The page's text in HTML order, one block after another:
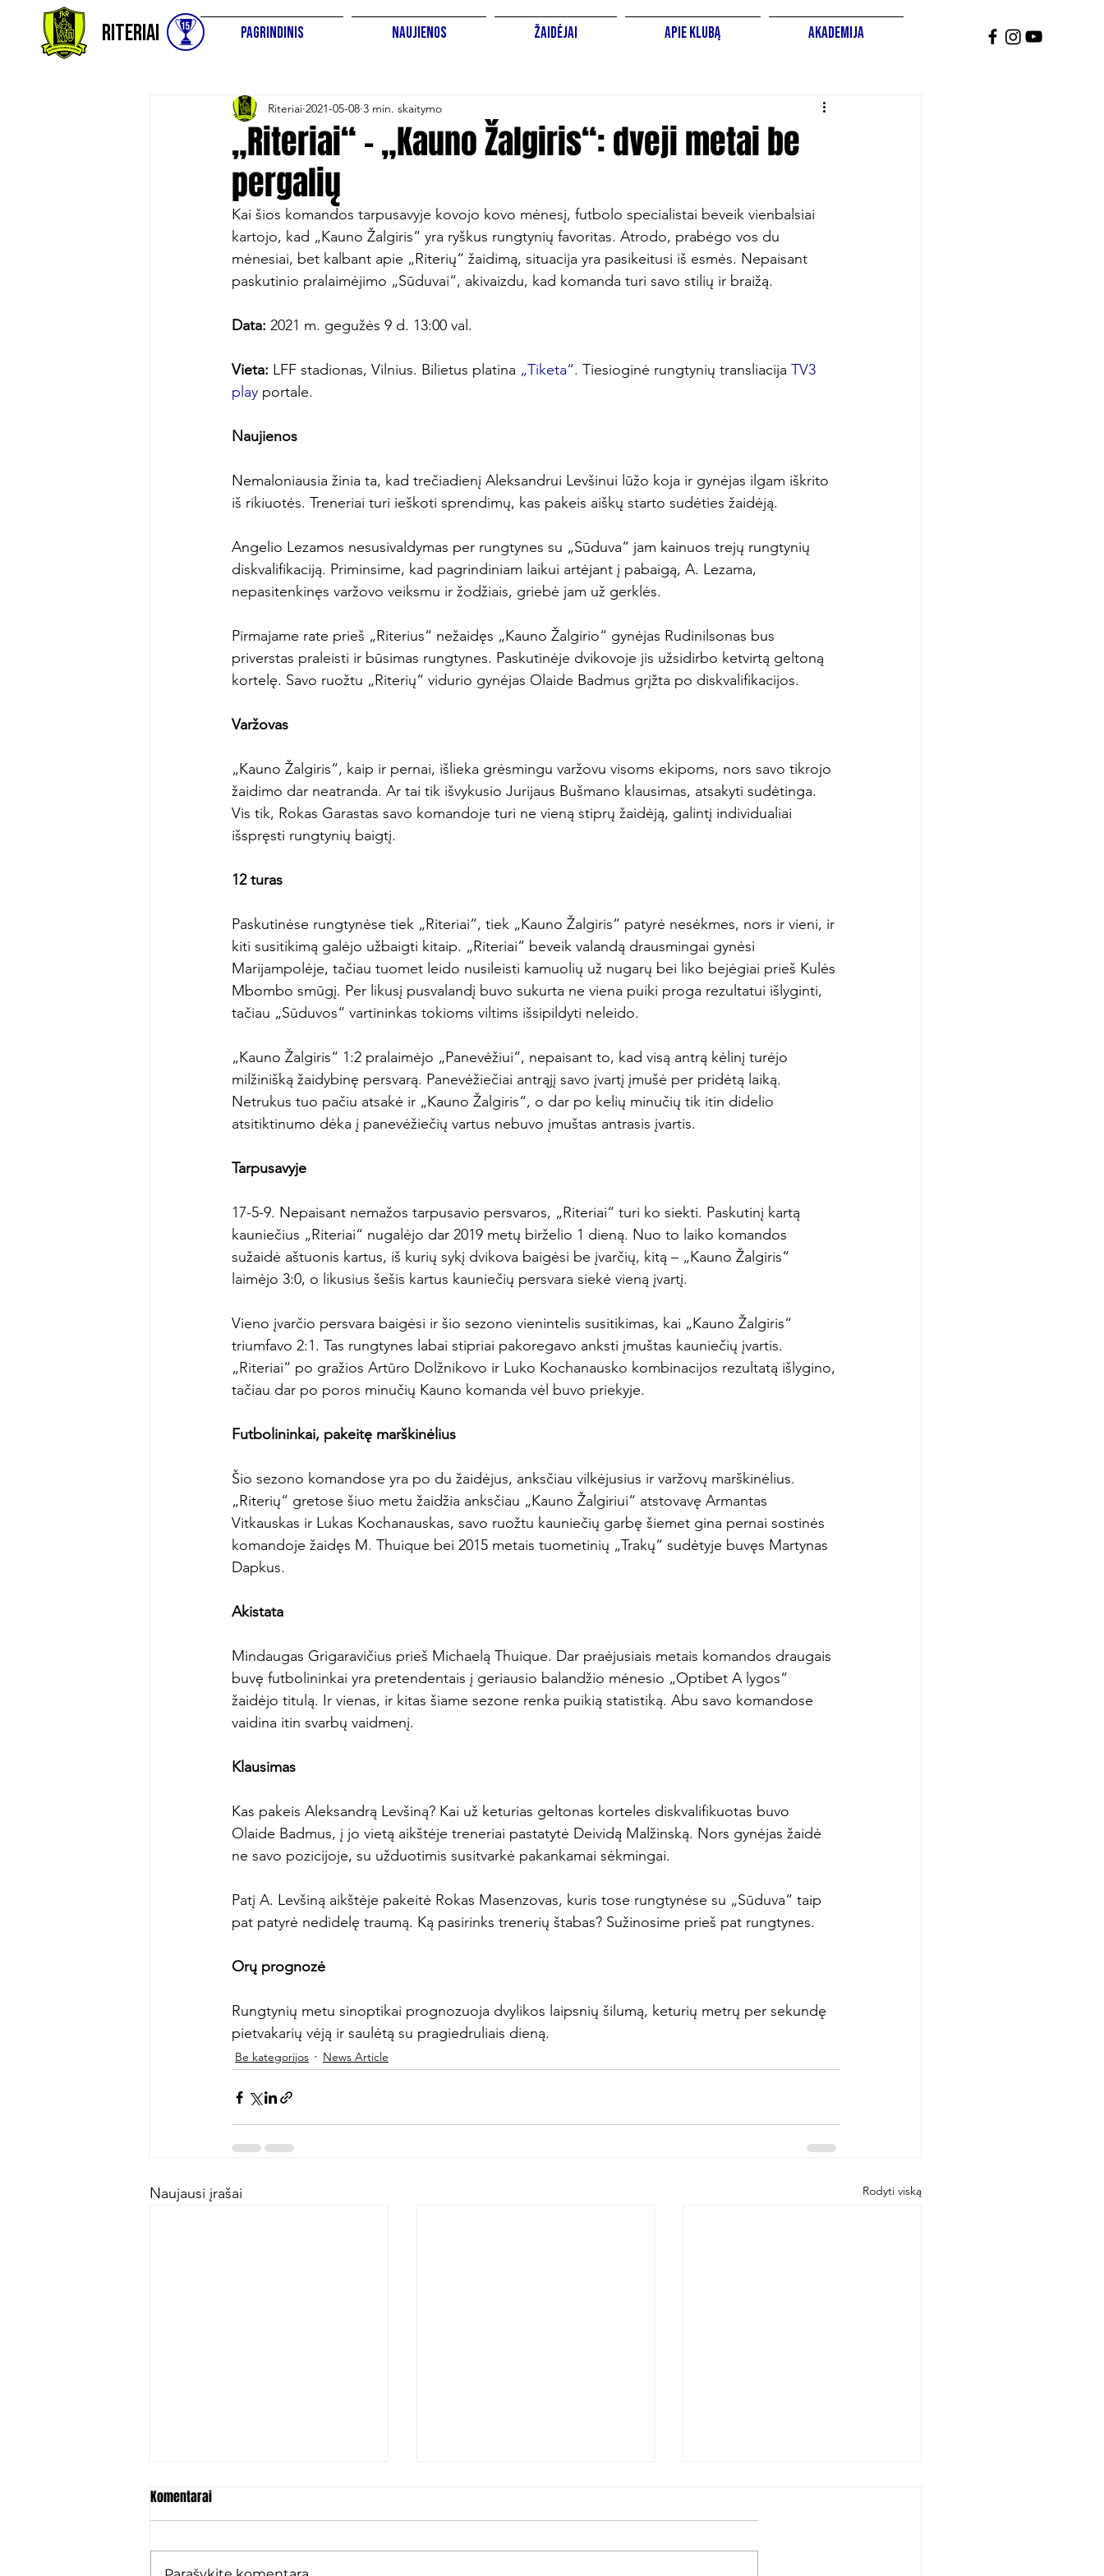
Riteriai Pagrindinis Naujienos Žaidėjai Apie Klubą Akademija
„Riteriai“ – „Kauno Žalgiris“: dveji metai be
pergalių
Riteriai 2021-05-08 3 min. skaitymo
Kai šios komandos tarpusavyje kovojo kovo mėnesį, futbolo specialistai beveik vienbalsiai
kartojo, kad „Kauno Žalgiris“ yra ryškus rungtynių favoritas. Atrodo, prabėgo vos du
mėnesiai, bet kalbant apie „Riterių“ žaidimą, situacija yra pasikeitusi iš esmės. Nepaisant
paskutinio pralaimėjimo „Sūduvai“, akivaizdu, kad komanda turi savo stilių ir braižą.
Data: 2021 m. gegužės 9 d. 13:00 val.
Vieta: LFF stadionas, Vilnius. Bilietus platina „Tiketa“. Tiesioginė rungtynių transliacija TV3
play portale.
Naujienos
Nemaloniausia žinia ta, kad trečiadienį Aleksandrui Levšinui lūžo koja ir gynėjas ilgam iškrito
iš rikiuotės. Treneriai turi ieškoti sprendimų, kas pakeis aiškų starto sudėties žaidėją.
Angelio Lezamos nesusivaldymas per rungtynes su „Sūduva“ jam kainuos trejų rungtynių
diskvalifikaciją. Priminsime, kad pagrindiniam laikui artėjant į pabaigą, A. Lezama,
nepasitenkinęs varžovo veiksmu ir žodžiais, griebė jam už gerklės.
Pirmajame rate prieš „Riterius“ nežaidęs „Kauno Žalgirio“ gynėjas Rudinilsonas bus
priverstas praleisti ir būsimas rungtynes. Paskutinėje dvikovoje jis užsidirbo ketvirtą geltoną
kortelę. Savo ruožtu „Riterių“ vidurio gynėjas Olaide Badmus grįžta po diskvalifikacijos.
Varžovas
„Kauno Žalgiris“, kaip ir pernai, išlieka grėsmingu varžovu visoms ekipoms, nors savo tikrojo
žaidimo dar neatranda. Ar tai tik išvykusio Jurijaus Bušmano klausimas, atsakyti sudėtinga.
Vis tik, Rokas Garastas savo komandoje turi ne vieną stiprų žaidėją, galintį individualiai
išspręsti rungtynių baigtį.
12 turas
Paskutinėse rungtynėse tiek „Riteriai“, tiek „Kauno Žalgiris“ patyrė nesėkmes, nors ir vieni, ir
kiti susitikimą galėjo užbaigti kitaip. „Riteriai“ beveik valandą drausmingai gynėsi
Marijampolėje, tačiau tuomet leido nusileisti kamuolių už nugarų bei liko bejėgiai prieš Kulės
Mbombo smūgį. Per likusį pusvalandį buvo sukurta ne viena puiki proga rezultatui išlyginti,
tačiau „Sūduvos“ vartininkas tokioms viltims išsipildyti neleido.
„Kauno Žalgiris“ 1:2 pralaimėjo „Panevėžiui“, nepaisant to, kad visą antrą kėlinį turėjo
milžinišką žaidybinę persvarą. Panevėžiečiai antrąjį savo įvartį įmušė per pridėtą laiką.
Netrukus tuo pačiu atsakė ir „Kauno Žalgiris“, o dar po kelių minučių tik itin didelio
atsitiktinumo dėka į panevėžiečių vartus nebuvo įmuštas antrasis įvartis.
Tarpusavyje
17-5-9. Nepaisant nemažos tarpusavio persvaros, „Riteriai“ turi ko siekti. Paskutinį kartą
kauniečius „Riteriai“ nugalėjo dar 2019 metų birželio 1 dieną. Nuo to laiko komandos
sužaidė aštuonis kartus, iš kurių sykį dvikova baigėsi be įvarčių, kitą – „Kauno Žalgiris“
laimėjo 3:0, o likusius šešis kartus kauniečių persvara siekė vieną įvartį.
Vieno įvarčio persvara baigėsi ir šio sezono vienintelis susitikimas, kai „Kauno Žalgiris“
triumfavo 2:1. Tas rungtynes labai stipriai pakoregavo anksti įmuštas kauniečių įvartis.
„Riteriai“ po gražios Artūro Dolžnikovo ir Luko Kochanausko kombinacijos rezultatą išlygino,
tačiau dar po poros minučių Kauno komanda vėl buvo priekyje.
Futbolininkai, pakeitę marškinėlius
Šio sezono komandose yra po du žaidėjus, anksčiau vilkėjusius ir varžovų marškinėlius.
„Riterių“ gretose šiuo metu žaidžia anksčiau „Kauno Žalgiriui“ atstovavę Armantas
Vitkauskas ir Lukas Kochanauskas, savo ruožtu kauniečių garbę šiemet gina pernai sostinės
komandoje žaidęs M. Thuique bei 2015 metais tuometinių „Trakų“ sudėtyje buvęs Martynas
Dapkus.
Akistata
Mindaugas Grigaravičius prieš Michaelą Thuique. Dar praėjusiais metais komandos draugais
buvę futbolininkai yra pretendentais į geriausio balandžio mėnesio „Optibet A lygos“
žaidėjo titulą. Ir vienas, ir kitas šiame sezone renka puikią statistiką. Abu savo komandose
vaidina itin svarbų vaidmenį.
Klausimas
Kas pakeis Aleksandrą Levšiną? Kai už keturias geltonas korteles diskvalifikuotas buvo
Olaide Badmus, į jo vietą aikštėje treneriai pastatytė Deividą Malžinską. Nors gynėjas žaidė
ne savo pozicijoje, su užduotimis susitvarkė pakankamai sėkmingai.
Patį A. Levšiną aikštėje pakeitė Rokas Masenzovas, kuris tose rungtynėse su „Sūduva“ taip
pat patyrė nedidelę traumą. Ką pasirinks trenerių štabas? Sužinosime prieš pat rungtynes.
Orų prognozė
Rungtynių metu sinoptikai prognozuoja dvylikos laipsnių šilumą, keturių metrų per sekundę
pietvakarių vėją ir saulėtą su pragiedruliais dieną.
Be kategorijos News Article
Naujausi įrašai Rodyti viską
Komentarai